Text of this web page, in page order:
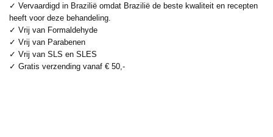
✓ Vervaardigd in Brazilië omdat Brazilië de beste kwaliteit en recepten
heeft voor deze behandeling.
✓ Vrij van Formaldehyde
✓ Vrij van Parabenen
✓ Vrij van SLS en SLES
✓ Gratis verzending vanaf € 50,-